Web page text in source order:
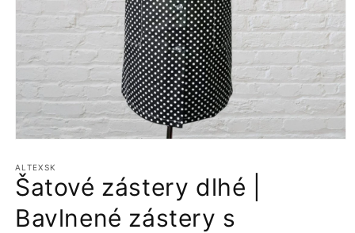
1
v
modálnom
ALTEXSK
Šatové zástery dlhé |
Bavlnené zástery s